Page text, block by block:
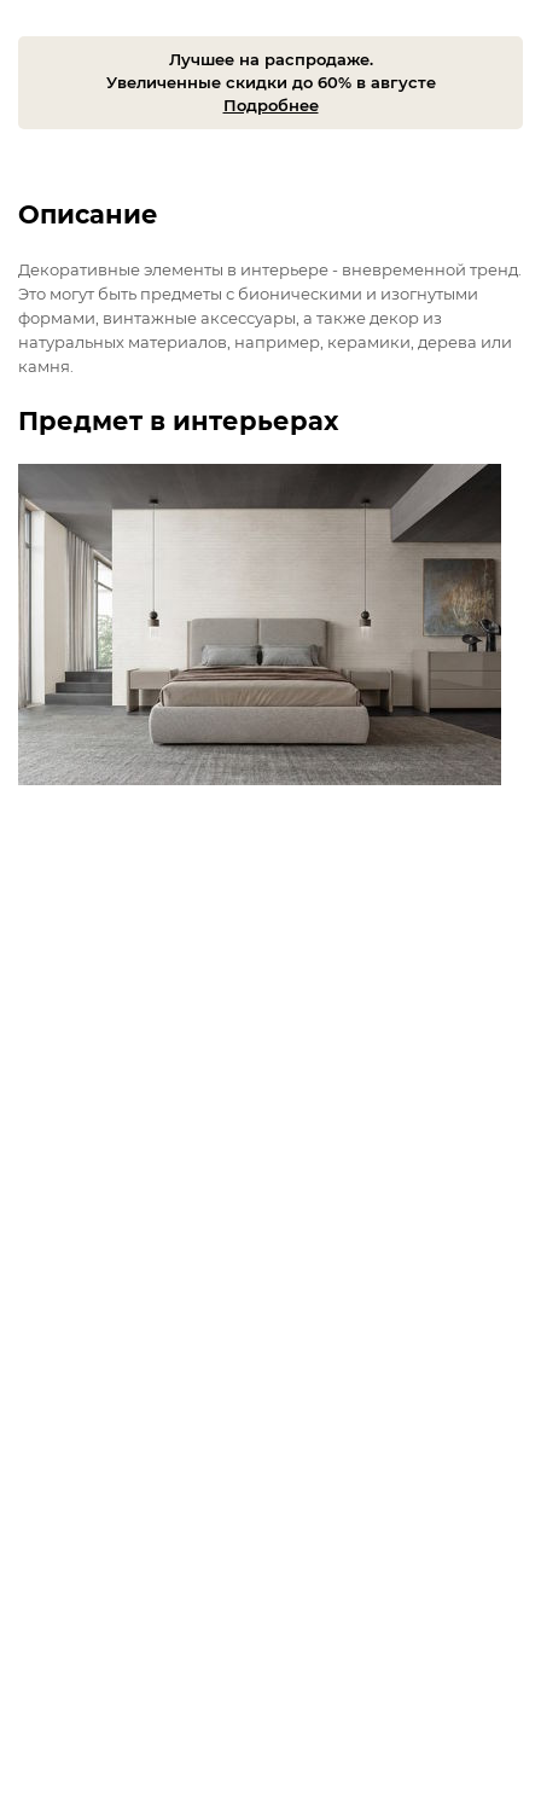
Лучшее на распродаже.
Увеличенные скидки до 60% в августе
Подробнее
Описание
Декоративные элементы в интерьере - вневременной тренд.
Это могут быть предметы с бионическими и изогнутыми
формами, винтажные аксессуары, а также декор из
натуральных материалов, например, керамики, дерева или
камня.
Предмет в интерьерах